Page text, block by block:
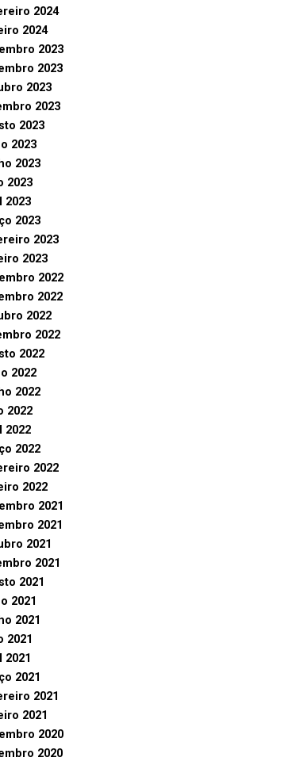
2024
2024
2023
2023
2023
2023
2023
2023
2023
2023
2023
2023
2023
2023
2022
2022
2022
2022
2022
2022
2022
2022
2022
2022
2022
2022
2021
2021
2021
2021
2021
2021
2021
2021
2021
2021
2021
2021
2020
2020